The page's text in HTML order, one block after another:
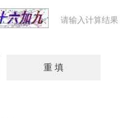
请输入计算结